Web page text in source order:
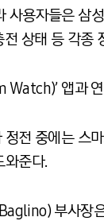
사용자들은 삼
상태 등 각종
Watch)’ 앱과
전 중에는 스
와준다.
부사장